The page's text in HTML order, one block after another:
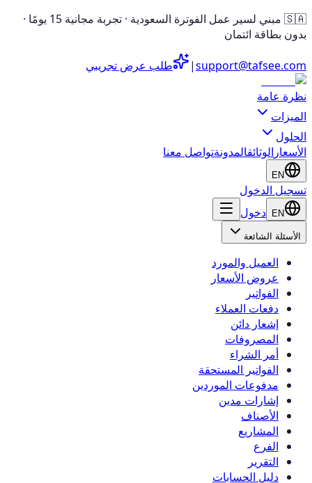
🇸🇦 مبني لسير عمل الفوترة السعودية · تجربة مجانية 15 يومًا ·
بدون بطاقة ائتمان
support@tafsee.com
|
طلب عرض تجريبي
نظرة عامة
الميزات
الحلول
الأسعار الوثائقالمدونةتواصل معنا
EN
تسجيل الدخول
EN دخول
الأسئلة الشائعة
العميل والمورد
عروض الأسعار
الفواتير
دفعات العملاء
إشعار دائن
المصروفات
أمر الشراء
الفواتير المستحقة
مدفوعات الموردين
إشارات مدين
الأصناف
المشاريع
الفرع
التقرير
دليل الحسابات